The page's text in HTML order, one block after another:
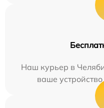
Наш курьер в
ваше